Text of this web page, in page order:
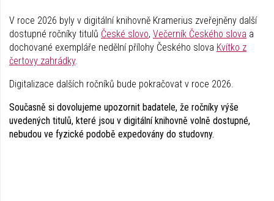
V roce 2026 byly v digitální knihovně Kramerius zveřejněny další
dostupné ročníky titulů České slovo, Večerník Českého slova a
dochované exempláře nedělní přílohy Českého slova Kvítko z
čertovy zahrádky.
Digitalizace dalších ročníků bude pokračovat v roce 2026.
Současně si dovolujeme upozornit badatele, že ročníky výše
uvedených titulů, které jsou v digitální knihovně volně dostupné,
nebudou ve fyzické podobě expedovány do studovny.